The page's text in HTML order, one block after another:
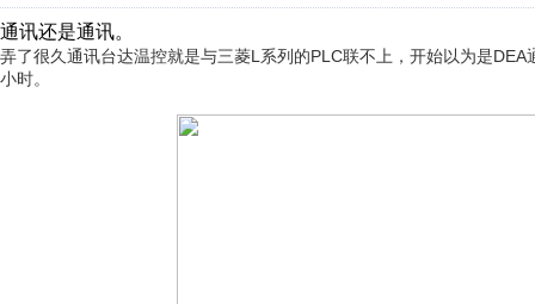
通讯还是通讯。
弄了很久通讯台达温控就是与三菱L系列的PLC联不上，开始以为是
小时。